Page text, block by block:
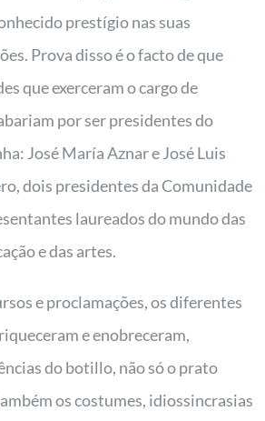
prestígio nas suas
Prova disso é o facto de que
que exerceram o cargo de
por ser presidentes do
José María Aznar e José Luis
dois presidentes da Comunidade
laureados do mundo das
e das artes.
e proclamações, os diferentes
e enobreceram,
do botillo, não só o prato
os costumes, idiossincrasias